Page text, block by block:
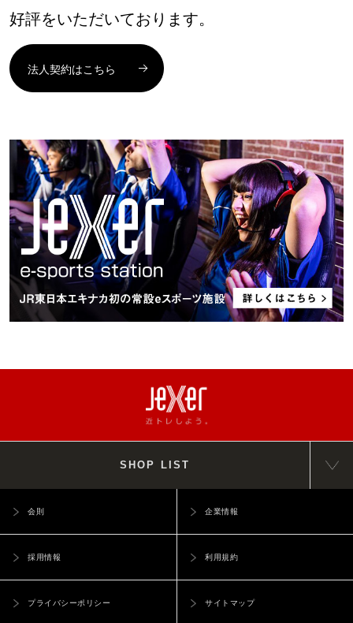
好評をいただいております。
法人契約はこちら
SHOP LIST
会則 企業情報
採用情報 利用規約
プライバシーポリシー サイトマップ